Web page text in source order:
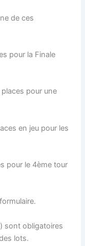
de ces
pour la Finale
pour une
en jeu pour les
pour le 4ème tour
sont obligatoires
lots.